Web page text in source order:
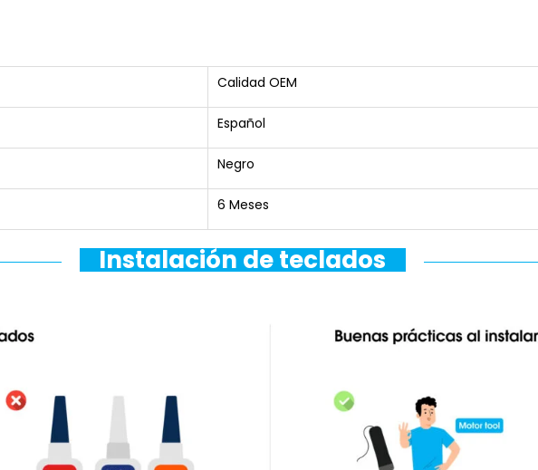
Calidad OEM
Español
Negro
6 Meses
Instalación de teclados